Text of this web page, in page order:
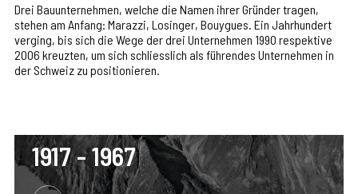
Drei Bauunternehmen, welche die Namen ihrer Gründer tragen,
stehen am Anfang: Marazzi, Losinger, Bouygues. Ein Jahrhundert
verging, bis sich die Wege der drei Unternehmen 1990 respektive
2006 kreuzten, um sich schliesslich als führendes Unternehmen in
der Schweiz zu positionieren.
1917 - 1967